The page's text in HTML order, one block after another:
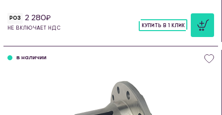
РОЗ 2 280
НЕ ВКЛЮЧАЕТ НДС
КУПИТЬ В 1 КЛИК
в наличии